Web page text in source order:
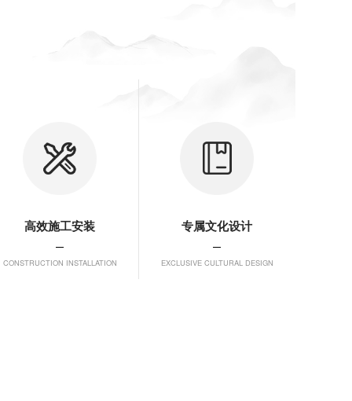
高效施工安装
CONSTRUCTION INSTALLATION
专属文化设计
EXCLUSIVE CULTURAL DESIGN